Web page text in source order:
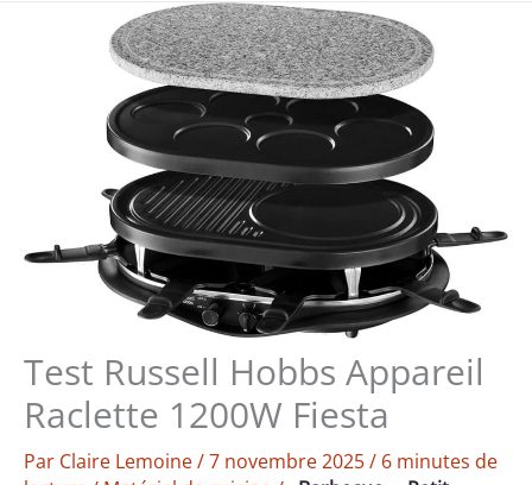
Test Russell Hobbs Appareil
Raclette 1200W Fiesta
Par Claire Lemoine/7 novembre 2025/ 6 minutes de